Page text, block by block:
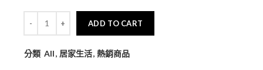
ADD TO CART
分類 All, 居家生活, 熱銷商品